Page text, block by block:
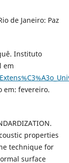
de Janeiro: Paz
Instituto
em
em: fevereiro.
properties
technique for
surface